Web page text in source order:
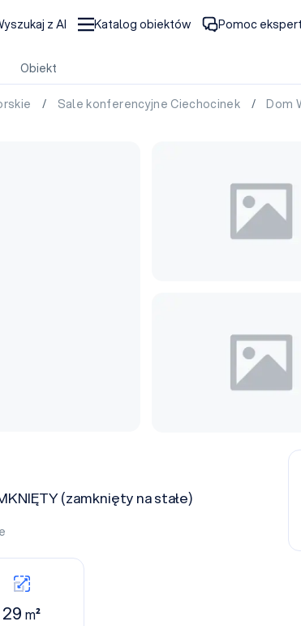
z AI Katalog obiektów Pomoc
Obiekt
/ Sale konferencyjne Ciechocinek /Dom
(zamknięty na stałe)
29m²